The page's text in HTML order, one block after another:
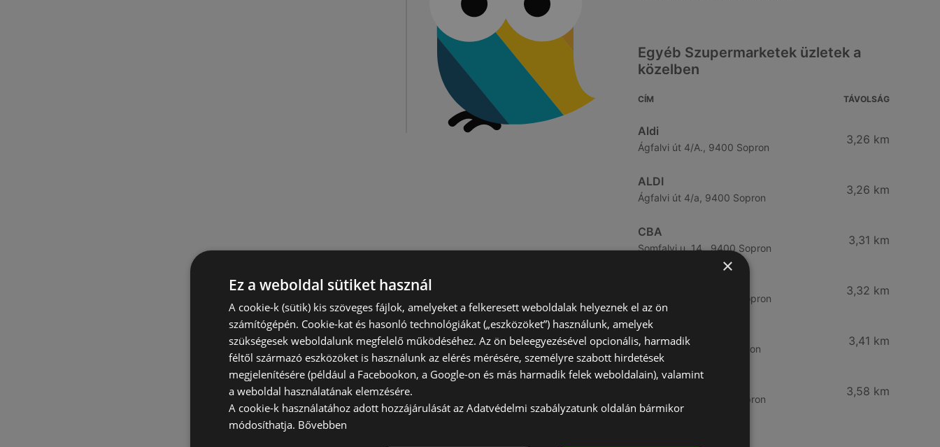
Egyéb Szupermarketek üzletek a
közelben
CÍM TÁVOLSÁG
Aldi
Ágfalvi út 4/A., 9400 Sopron
3,26 km
ALDI
Ágfalvi út 4/a, 9400 Sopron
3,26 km
CBA
Somfalvi u. 14., 9400 Sopron
3,31 km
Besenyő u. 16., 9400 Sopron
3,32 km
Reál
Ibolya út 15., 9400 Sopron
3,41 km
CBA
Bánfalvi u. 14, 9400 Sopron
3,58 km
×
Ez a weboldal sütiket használ
A cookie-k (sütik) kis szöveges fájlok, amelyeket a felkeresett weboldalak helyeznek el az ön
számítógépén. Cookie-kat és hasonló technológiákat („eszközöket”) használunk, amelyek
szükségesek weboldalunk megfelelő működéséhez. Az ön beleegyezésével opcionális, harmadik
féltől származó eszközöket is használunk az elérés mérésére, személyre szabott hirdetések
megjelenítésére (például a Facebookon, a Google-on és más harmadik felek weboldalain), valamint
a weboldal használatának elemzésére.
A cookie-k használatához adott hozzájárulását az Adatvédelmi szabályzatunk oldalán bármikor
módosíthatja. Bővebben